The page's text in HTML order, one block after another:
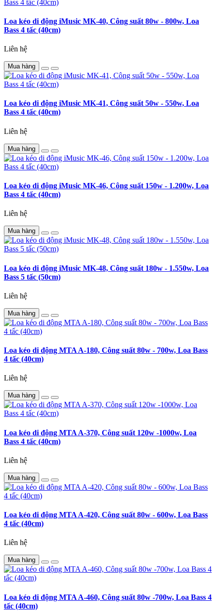
Loa kéo di động iMusic MK-40, Công suất 80w - 800w, Loa
Bass 4 tấc (40cm)
Liên hệ
Mua hàng
Loa kéo di động iMusic MK-41, Công suất 50w - 550w, Loa
Bass 4 tấc (40cm)
Liên hệ
Mua hàng
Loa kéo di động iMusic MK-46, Công suất 150w - 1.200w, Loa
Bass 4 tấc (40cm)
Liên hệ
Mua hàng
Loa kéo di động iMusic MK-48, Công suất 180w - 1.550w, Loa
Bass 5 tấc (50cm)
Liên hệ
Mua hàng
Loa kéo di động MTA A-180, Công suất 80w - 700w, Loa Bass
4 tấc (40cm)
Liên hệ
Mua hàng
Loa kéo di động MTA A-370, Công suất 120w -1000w, Loa
Bass 4 tấc (40cm)
Liên hệ
Mua hàng
Loa kéo di động MTA A-420, Công suất 80w - 600w, Loa Bass
4 tấc (40cm)
Liên hệ
Mua hàng
Loa kéo di động MTA A-460, Công suất 80w -700w, Loa Bass 4
tấc (40cm)